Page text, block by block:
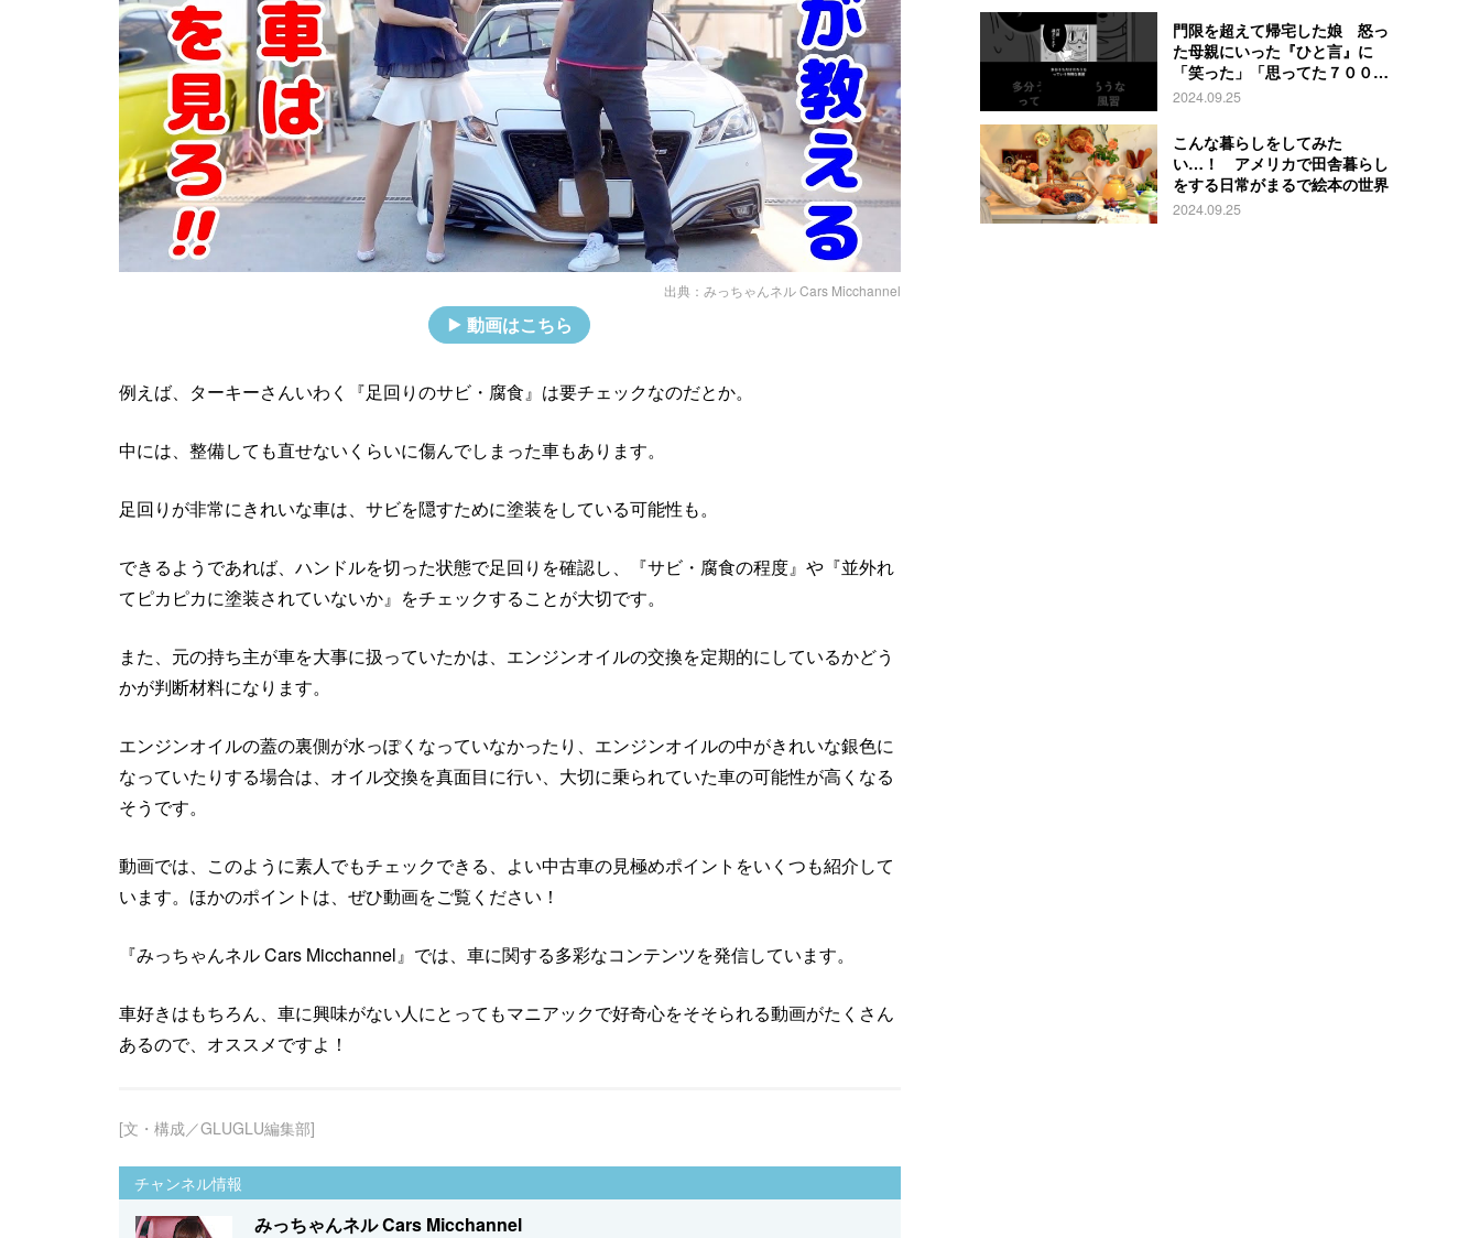
出典： みっちゃんネル Cars Micchannel
動画はこちら
例えば、ターキーさんいわく『足回りのサビ・腐食』は要チェックなのだとか。
中には、整備しても直せないくらいに傷んでしまった車もあります。
足回りが非常にきれいな車は、サビを隠すために塗装をしている可能性も。
できるようであれば、ハンドルを切った状態で足回りを確認し、『サビ・腐食の程度』や『並外れ
てピカピカに塗装されていないか』をチェックすることが大切です。
また、元の持ち主が車を大事に扱っていたかは、エンジンオイルの交換を定期的にしているかどう
かが判断材料になります。
エンジンオイルの蓋の裏側が水っぽくなっていなかったり、エンジンオイルの中がきれいな銀色に
なっていたりする場合は、オイル交換を真面目に行い、大切に乗られていた車の可能性が高くなる
そうです。
動画では、このように素人でもチェックできる、よい中古車の見極めポイントをいくつも紹介して
います。ほかのポイントは、ぜひ動画をご覧ください！
『みっちゃんネル Cars Micchannel』では、車に関する多彩なコンテンツを発信しています。
車好きはもちろん、車に興味がない人にとってもマニアックで好奇心をそそられる動画がたくさん
あるので、オススメですよ！
[文・構成／GLUGLU編集部]
チャンネル情報
みっちゃんネル Cars Micchannel
門限を超えて帰宅した娘 怒っ
た母親にいった『ひと言』に
「笑った」「思ってた７００倍
特殊」
2024.09.25
こんな暮らしをしてみた
い…！ アメリカで田舎暮らし
をする日常がまるで絵本の世界
2024.09.25